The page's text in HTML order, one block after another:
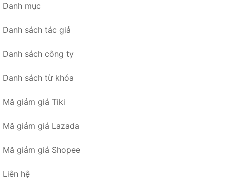
Danh mục
Danh sách tác giả
Danh sách công ty
Danh sách từ khóa
Mã giảm giá Tiki
Mã giảm giá Lazada
Mã giảm giá Shopee
Liên hệ